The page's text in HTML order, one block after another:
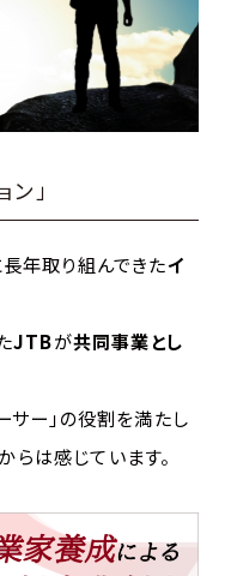
」
長年取り組んできたイ
JTBが共同事業とし
サー」の役割を満たし
は感じています。